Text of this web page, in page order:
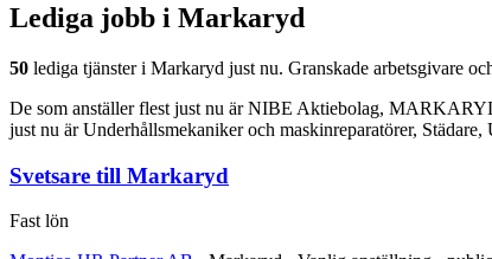
Lediga jobb i Markaryd
50 lediga tjänster i Markaryd just nu. Granskade arbetsgivare
De som anställer flest just nu är NIBE Aktiebolag,
just nu är Underhållsmekaniker och maskinreparatörer,
Svetsare till Markaryd
Fast lön